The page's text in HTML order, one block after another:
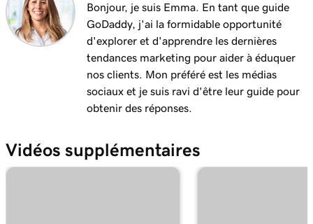
Leçon 11 (de 37)
Ajouter ma messagerie Microsoft 365 à Apple
Mail sur Mac
Leçon 12 (de 37)
Ajouter mon email Microsoft 365 à Outlook
Leçon 13 (de 37)
Ajouter ma messagerie Microsoft 365 à Apple
1m 48s
Bonjour, je suis Emma. En tant que guide
GoDaddy, j'ai la formidable opportunité
d'explorer et d'apprendre les dernières
tendances marketing pour aider à éduquer
nos clients. Mon préféré est les médias
sociaux et je suis ravi d'être leur guide pour
obtenir des réponses.
Vidéos supplémentaires